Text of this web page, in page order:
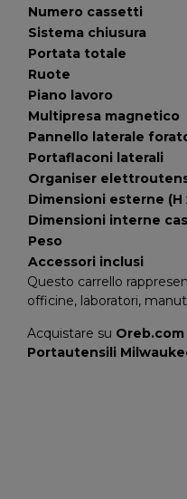
Numero cassetti
Sistema chiusura
Portata totale
Ruote
Piano lavoro
Multipresa magnetico
Pannello laterale
Portaflaconi laterali
Organiser
Dimensioni esterne (H
Dimensioni interne
Peso
Accessori inclusi
Questo carrello
officine, laboratori,
Acquistare su Oreb.com
Portautensili